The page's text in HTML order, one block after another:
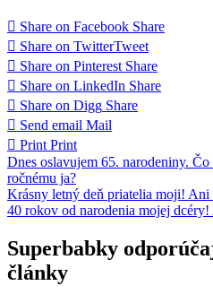
Share on Facebook Share
Share on TwitterTweet
Share on Pinterest Share
Share on LinkedIn Share
Share on Digg Share
Send email Mail
Print Print
Navigácia
v
článku
Dnes oslavujem 65. narodeniny.
ročnému ja?
Krásny letný deň priatelia moji! Ani
40 rokov od narodenia mojej
Superbabky
články